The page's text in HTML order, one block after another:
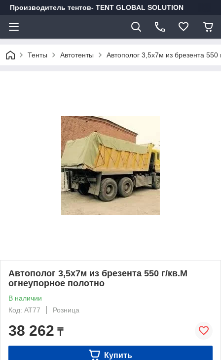
Производитель тентов- TENT GLOBAL SOLUTION
Тенты Автотенты Автополог 3,5х7м из брезента
Автополог 3,5х7м из брезента 550 г/кв.М
огнеупорное полотно
В наличии
Код: AT77
Розница
38 262 ₸
Купить